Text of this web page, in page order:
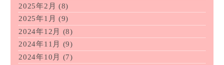
2025年2月 (8)
2025年1月 (9)
2024年12月
(8)
2024年11月
(9)
2024年10月
(7)